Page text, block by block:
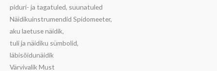
piduri- ja tagatuled, suunatuled
Näidikuinstrumendid Spidomeeter,
aku laetuse näidik,
tuli ja näidiku sümbolid,
läbisõidunäidik
Värvivalik Must